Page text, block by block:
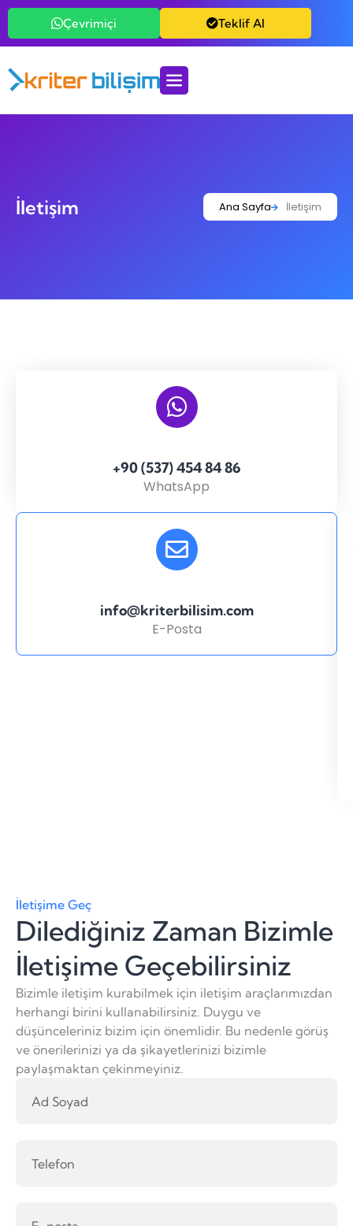
Çevrimiçi Teklif Al
Ana Sayfa İletişim
İletişim
+90 (537) 454 84 86
WhatsApp
info@kriterbilisim.com
E-Posta
İletişime Geç
Dilediğiniz Zaman Bizimle
İletişime Geçebilirsiniz
Bizimle iletişim kurabilmek için iletişim araçlarımızdan
herhangi birini kullanabilirsiniz. Duygu ve
düşünceleriniz bizim için önemlidir. Bu nedenle görüş
ve önerilerinizi ya da şikayetlerinizi bizimle
paylaşmaktan çekinmeyiniz.